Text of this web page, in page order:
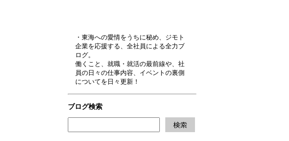
・東海への愛情をうちに秘め、ジモト
企業を応援する、全社員による全力ブ
ログ。
働くこと、就職・就活の最前線や、社
員の日々の仕事内容、イベントの裏側
についてを日々更新！
ブログ検索